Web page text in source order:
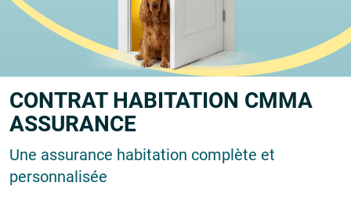
CONTRAT HABITATION CMMA
ASSURANCE
Une assurance habitation complète et
personnalisée